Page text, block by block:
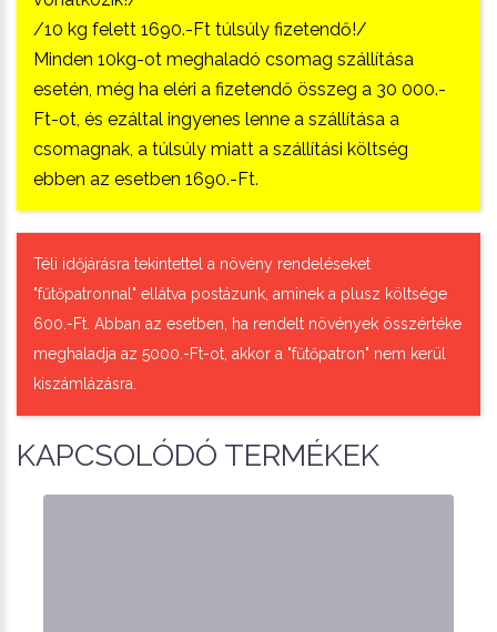
/10 kg felett 1690.-Ft túlsúly fizetendő!/
Minden 10kg-ot meghaladó csomag szállítása
esetén, még ha eléri a fizetendő összeg a 30 000.-
Ft-ot, és ezáltal ingyenes lenne a szállítása a
csomagnak, a túlsúly miatt a szállítási költség
ebben az esetben 1690.-Ft.
Téli időjárásra tekintettel a növény rendeléseket
"fűtőpatronnal" ellátva postázunk, aminek a plusz költsége
600.-Ft. Abban az esetben, ha rendelt növények összértéke
meghaladja az 5000.-Ft-ot, akkor a "fűtőpatron" nem kerül
kiszámlázásra.
KAPCSOLÓDÓ TERMÉKEK